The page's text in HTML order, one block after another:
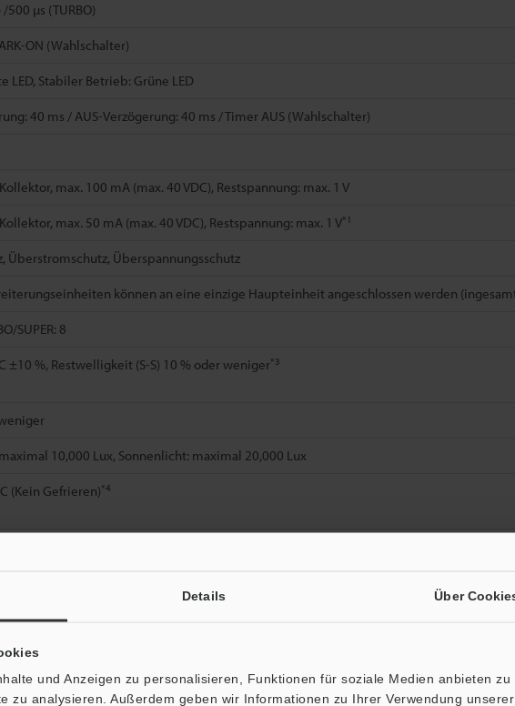
Details Über
und Anzeigen zu personalisieren, Funktionen für soziale Medien anbieten zu
zu analysieren. Außerdem geben wir Informationen zu Ihrer Verwendung
/500 µs (TURBO)
ON (Wahlschalter)
LED, Stabiler Betrieb: Grüne LED
40 ms / AUS-Verzögerung: 40 ms / Timer AUS (Wahlschalter)
max. 100 mA (max. 40 VDC), Restspannung: max. 1 V
max. 50 mA (max. 40 VDC), Restspannung: max. 1 V*1
Überstromschutz, Überspannungsschutz
können an eine einzige Haupteinheit angeschlossen werden
SUPER: 8
±10 %, Restwelligkeit (S-S) 10 % oder weniger*3
10,000 Lux, Sonnenlicht: maximal 20,000 Lux
(Kein Gefrieren)*4
1,5 mm, 2 Stunden jeweils in X-, Y- und Z-Richtung